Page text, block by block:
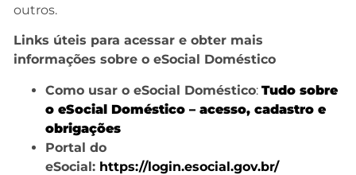
outros.
Links úteis para acessar e obter mais
informações sobre o eSocial Doméstico
Como usar o eSocial Doméstico: Tudo sobre
o eSocial Doméstico – acesso, cadastro e
obrigações
Portal do
eSocial: https://login.esocial.gov.br/